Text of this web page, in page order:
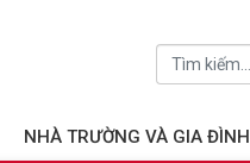
NHÀ TRƯỜNG VÀ GIA ĐÌNH